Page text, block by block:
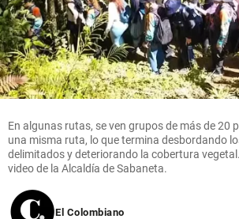
En algunas rutas, se ven grupos de más de 20
una misma ruta, lo que termina desbordando
delimitados y deteriorando la cobertura
video de la Alcaldía de Sabaneta.
El Colombiano